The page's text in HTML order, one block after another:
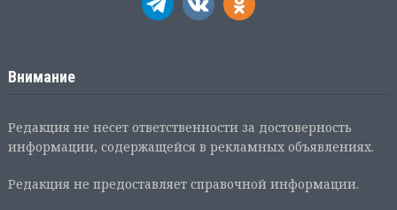
Внимание
Редакция не несет ответственности за достоверность
информации, содержащейся в рекламных объявлениях.
Редакция не предоставляет справочной информации.